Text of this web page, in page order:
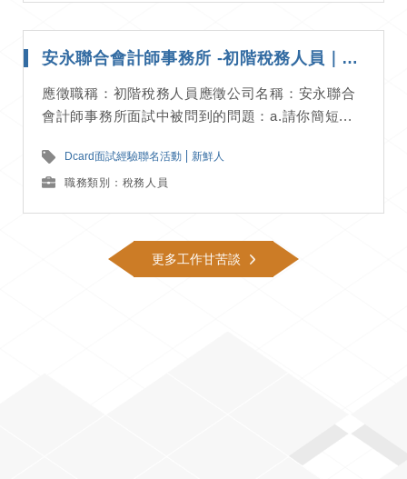
安永聯合會計師事務所 -初階稅務人員｜面試經驗分享
應徵職稱：初階稅務人員應徵公司名稱：安永聯合
會計師事務所面試中被問到的問題：a.請你簡短...
Dcard面試經驗聯名活動 新鮮人
職務類別：稅務人員
更多工作甘苦談